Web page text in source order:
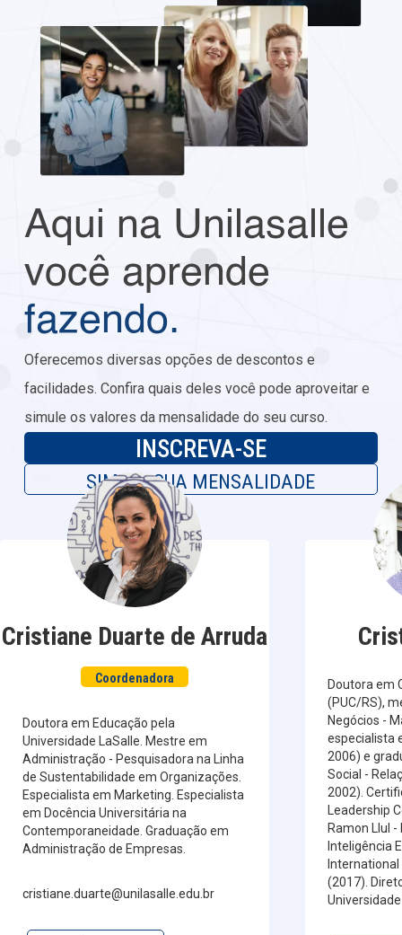
Aqui na Unilasalle
você aprende
fazendo.
Oferecemos diversas opções de descontos e
facilidades. Confira quais deles você pode aproveitar e
simule os valores da mensalidade do seu curso.
INSCREVA-SE
SIMULE SUA MENSALIDADE
Cristiane Duarte de Arruda
Coordenadora
Doutora em Educação pela
Universidade LaSalle. Mestre em
Administração - Pesquisadora na Linha
de Sustentabilidade em Organizações.
Especialista em Marketing. Especialista
em Docência Universitária na
Contemporaneidade. Graduação em
Administração de Empresas.
cristiane.duarte@unilasalle.edu.br
Doutora em
(PUC/RS),
Negócios -
especialista
2006) e
Social -
2002).
Leadership
Ramon Llul
Inteligência
(2017).